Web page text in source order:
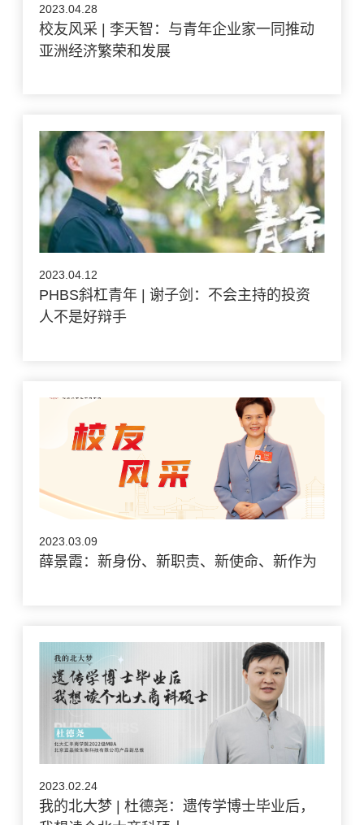
2023.04.28
校友风采 | 李天智：与青年企业家一同推动
亚洲经济繁荣和发展
2023.04.12
PHBS斜杠青年 | 谢子剑：不会主持的投资
人不是好辩手
2023.03.09
薛景霞：新身份、新职责、新使命、新作为
2023.02.24
我的北大梦 | 杜德尧：遗传学博士毕业后，